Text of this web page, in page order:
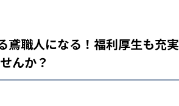
鳶職人になる！福利厚生も充実
んか？